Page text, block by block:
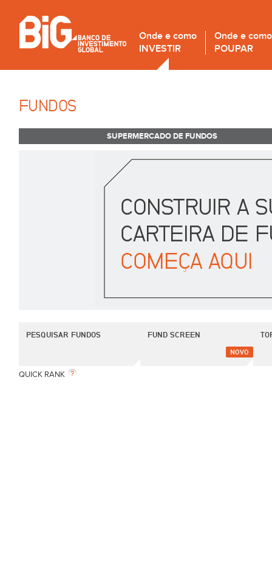
Onde e como
INVESTIR
Onde e como
POUPAR
FUNDOS
SUPERMERCADO DE FUNDOS
PESQUISAR FUNDOS FUND SCREEN
NOVO
QUICK RANK